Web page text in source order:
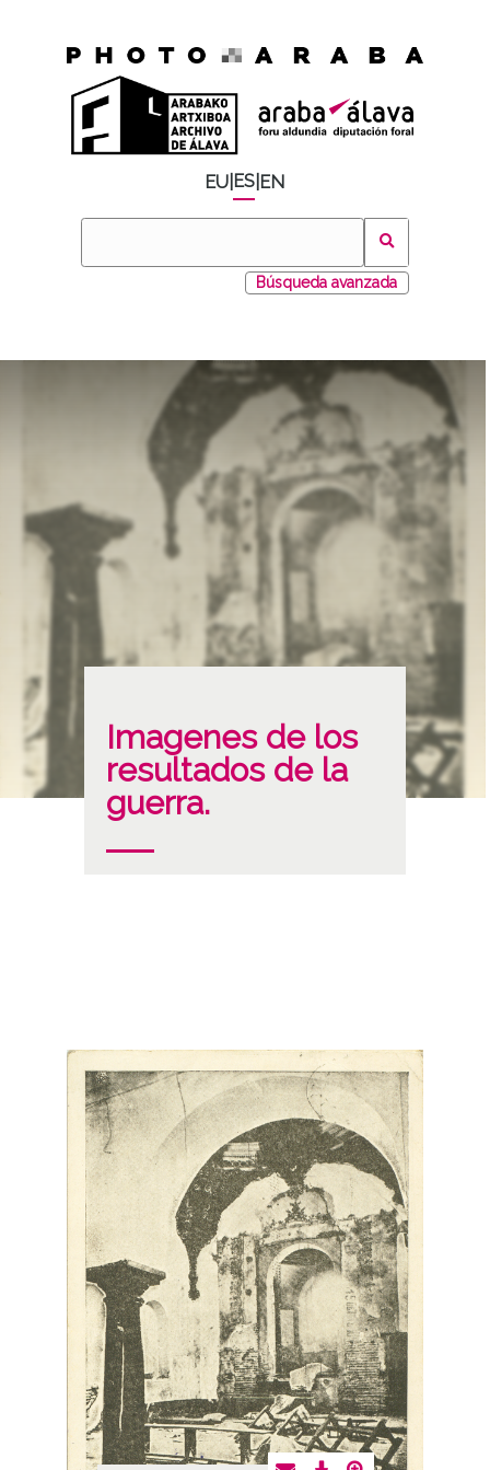
EU ES EN
Búsqueda avanzada
Imagenes de los
resultados de la
guerra.